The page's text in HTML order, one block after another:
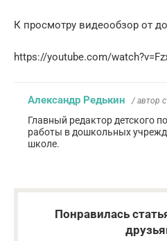
К просмотру видеообзор от
https://youtube.com/
Александр Редькин / автор
Главный редактор детского
работы в дошкольных
школе.
Понравилась